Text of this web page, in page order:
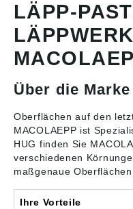
LÄPP-
Über die Marke
Oberflächen auf den
MACOLAEPP ist
HUG finden Sie
verschiedenen
maßgenaue
Ihre Vorteile